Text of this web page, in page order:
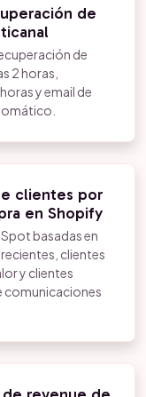
de
de
2 horas,
y email de
clientes por
en Shopify
basadas en
clientes
y clientes
comunicaciones